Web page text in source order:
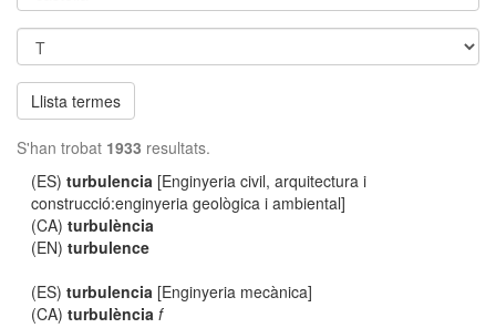
Llista termes
S'han trobat 1933 resultats.
(ES)turbulencia [Enginyeria civil, arquitectura i
construcció:enginyeria geològica i ambiental]
(CA)turbulència
(EN)turbulence
(ES)turbulencia [Enginyeria mecànica]
(CA)turbulència f